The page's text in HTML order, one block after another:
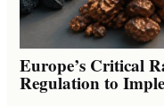
Europe’s Critical
Regulation to